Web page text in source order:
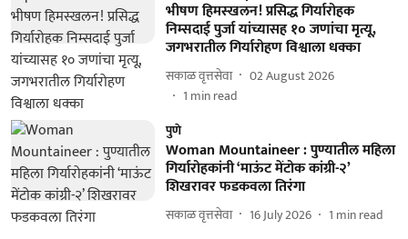
भीषण हिमस्खलन! प्रसिद्ध गिर्यारोहक
निम्सदाई पुर्जा यांच्यासह १० जणांचा मृत्यू,
जगभरातील गिर्यारोहण विश्वाला धक्का
सकाळ वृत्तसेवा
02 August 2026
1 min read
पुणे
Woman Mountaineer : पुण्यातील महिला
गिर्यारोहकांनी ‘माऊंट मेंटोक कांग्री-२’
शिखरावर फडकवला तिरंगा
सकाळ वृत्तसेवा 16 July 2026 1 min read